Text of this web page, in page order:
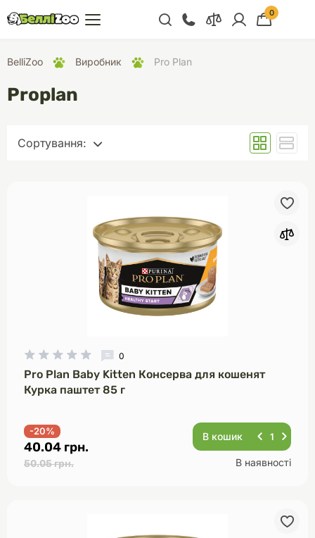
+38 (068) 300 91 91
0
BelliZoo Виробник Pro Plan
Proplan
Сортування:
Ціна (за зростанням)
Ціна (за зменшенням)
Рейтинг (за зменшенням)
Рейтинг (за зростанням)
Модель (Я - А)
0
Pro Plan Baby Kitten Консерва для кошенят
Курка паштет 85 г
-20%
40.04 грн.
50.05 грн.
В кошик
В наявності